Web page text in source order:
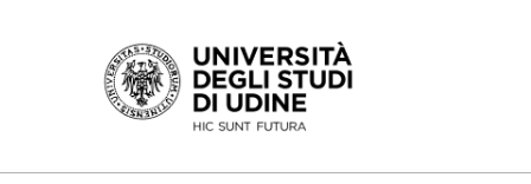
Passa al contenuto principale